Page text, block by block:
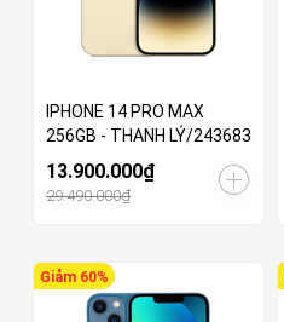
IPHONE 14 PRO MAX
256GB - THANH LÝ/243683
13.900.000₫
29.490.000₫
Giảm 60%